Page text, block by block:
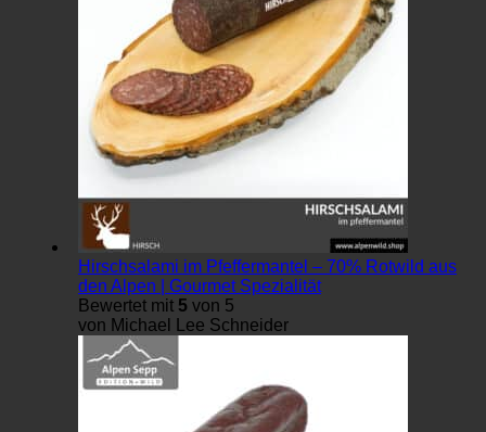
Hirschsalami im Pfeffermantel – 70% Rotwild aus
den Alpen | Gourmet Spezialität
Bewertet mit 5 von 5
von Michael Lee Schneider